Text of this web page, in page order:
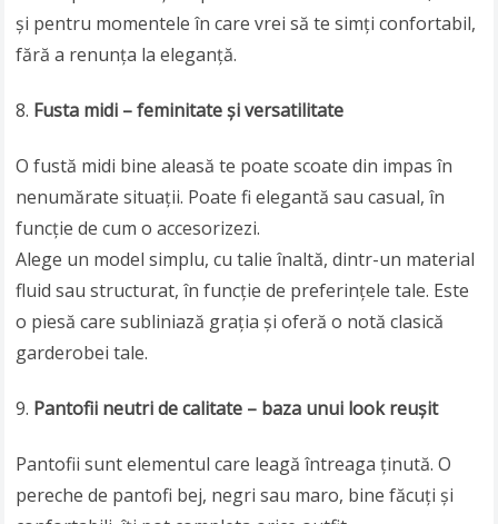
și pentru momentele în care vrei să te simți confortabil,
fără a renunța la eleganță.
Fusta midi – feminitate și versatilitate
O fustă midi bine aleasă te poate scoate din impas în
nenumărate situații. Poate fi elegantă sau casual, în
funcție de cum o accesorizezi.
Alege un model simplu, cu talie înaltă, dintr-un material
fluid sau structurat, în funcție de preferințele tale. Este
o piesă care subliniază grația și oferă o notă clasică
garderobei tale.
Pantofii neutri de calitate – baza unui look reușit
Pantofii sunt elementul care leagă întreaga ținută. O
pereche de pantofi bej, negri sau maro, bine făcuți și